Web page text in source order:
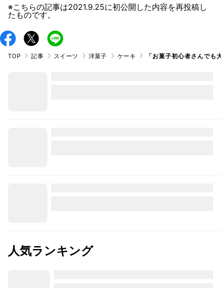
※こちらの記事は2021.9.25に初公開した内容を再投稿し
たものです。
TOP 記事 スイーツ 洋菓子 ケーキ 「お菓子初心者さんで
人気ランキング